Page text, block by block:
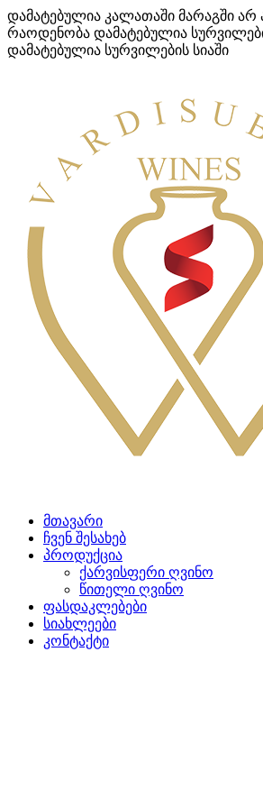
დამატებულია კალათაში მარაგში არ
რაოდენობა დამატებულია
დამატებულია სურვილების სიაში
მთავარი
ჩვენ შესახებ
პროდუქცია
ქარვისფერი ღვინო
წითელი ღვინო
ფასდაკლებები
სიახლეები
კონტაქტი